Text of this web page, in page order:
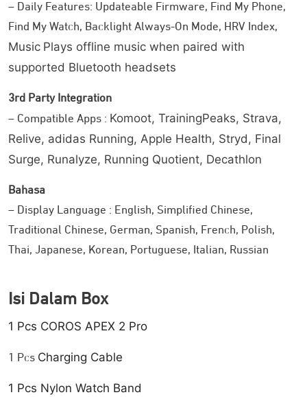
COROS APEX 2 Pro × 1
Kabel Pengisi Daya × 1
Tali Jam Nylon × 1
Varian Warna yang Tersedia
Chamonix
Black
Grey
– Daily Features: Updateable Firmware, Find My Phone,
Find My Watch, Backlight Always-On Mode, HRV Index,
Music Plays offline music when paired with
supported Bluetooth headsets
3rd Party Integration
– Compatible Apps : Komoot, TrainingPeaks, Strava,
Relive, adidas Running, Apple Health, Stryd, Final
Surge, Runalyze, Running Quotient, Decathlon
Bahasa
– Display Language : English, Simplified Chinese,
Traditional Chinese, German, Spanish, French, Polish,
Thai, Japanese, Korean, Portuguese, Italian, Russian
Isi Dalam Box
1 Pcs COROS APEX 2 Pro
1 Pcs Charging Cable
1 Pcs Nylon Watch Band